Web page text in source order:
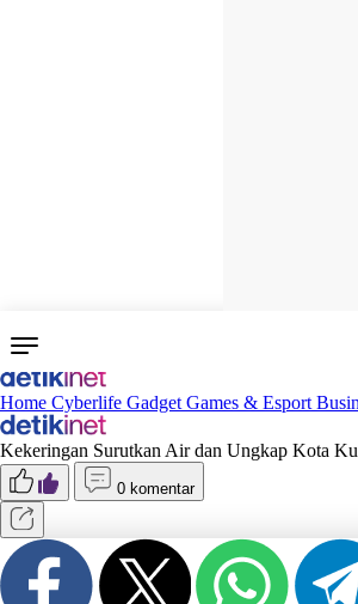
Home Cyberlife Gadget Games & Esport
Kekeringan Surutkan Air dan Ungkap Kota
0 komentar